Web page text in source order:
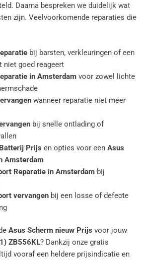
Daarna bespreken we duidelijk wat
zijn. Veelvoorkomende reparaties die
bij barsten, verkleuringen of een
niet goed reageert
in Amsterdamvoor zowel lichte
wanneer reparatie niet meer
bij snelle ontlading of
Prijs en opties voor een Asus
Amsterdam
Reparatie in Amsterdambij
vervangenbij een losse of defecte
Asus Scherm nieuw Prijs voor jouw
ZB556KL? Dankzij onze gratis
vooraf een heldere prijsindicatie en